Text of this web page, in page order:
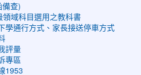
備查)
領域科目選用之教科書
學通行方式、家長接送停車方式
評量
專區
1953